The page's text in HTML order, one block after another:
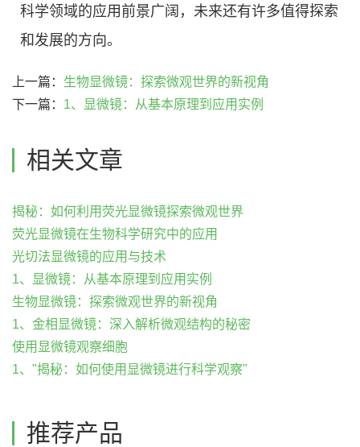
科学领域的应用前景广阔，未来还有许多值得探索
和发展的方向。
上一篇： 生物显微镜：探索微观世界的新视角
下一篇： 1、显微镜：从基本原理到应用实例
相关文章
揭秘：如何利用荧光显微镜探索微观世界
荧光显微镜在生物科学研究中的应用
光切法显微镜的应用与技术
1、显微镜：从基本原理到应用实例
生物显微镜：探索微观世界的新视角
1、金相显微镜：深入解析微观结构的秘密
使用显微镜观察细胞
1、"揭秘：如何使用显微镜进行科学观察"
推荐产品